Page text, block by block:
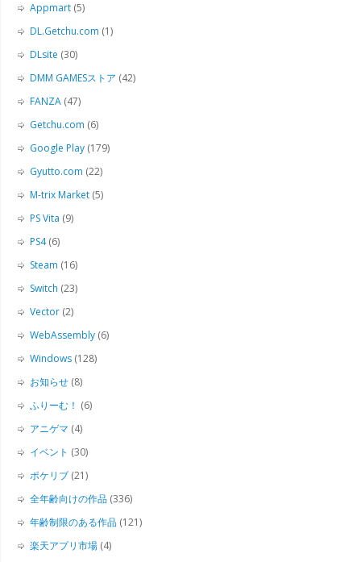
Appmart (5)
DL.Getchu.com (1)
DLsite (30)
DMM GAMESストア (42)
FANZA (47)
Getchu.com (6)
Google Play (179)
Gyutto.com (22)
M-trix Market (5)
PS Vita (9)
PS4(6)
Steam (16)
Switch (23)
Vector (2)
WebAssembly (6)
Windows (128)
お知らせ (8)
ふりーむ！ (6)
アニゲマ (4)
イベント (30)
ポケリブ (21)
全年齢向けの作品 (336)
年齢制限のある作品 (121)
楽天アプリ市場 (4)